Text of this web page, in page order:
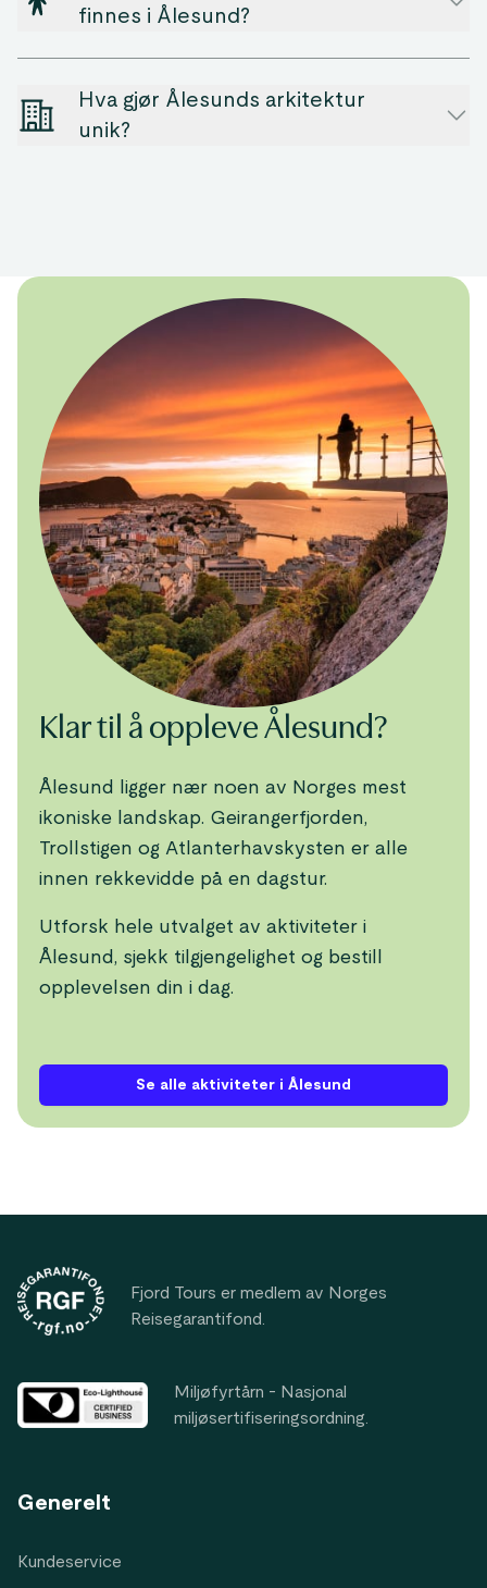
finnes i Ålesund?
Hva gjør Ålesunds arkitektur
unik?
Klar til å oppleve Ålesund?
Ålesund ligger nær noen av Norges mest
ikoniske landskap. Geirangerfjorden,
Trollstigen og Atlanterhavskysten er alle
innen rekkevidde på en dagstur.
Utforsk hele utvalget av aktiviteter i
Ålesund, sjekk tilgjengelighet og bestill
opplevelsen din i dag.
Se alle aktiviteter i Ålesund
Fjord Tours er medlem av Norges
Reisegarantifond.
Miljøfyrtårn - Nasjonal
miljøsertifiseringsordning.
Generelt
Kundeservice